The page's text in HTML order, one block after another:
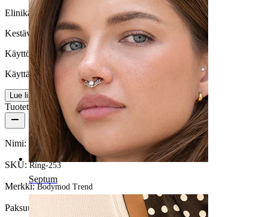
Septum
Elinikä
Kestävä
Käyttömukavuus
Käyttäjäystävällinen
Lue lisää
Tuotetiedot
Nimi: Titaaninen avoin rengas korukivellä
SKU:Ring-253
Merkki:Bodymod Trend
Paksuus: